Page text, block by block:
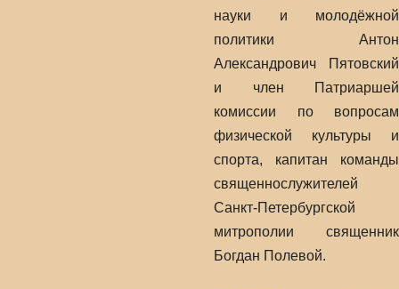
науки и молодёжной
политики Антон
Александрович Пятовский
и член Патриаршей
комиссии по вопросам
физической культуры и
спорта, капитан команды
священнослужителей
Санкт-Петербургской
митрополии священник
Богдан Полевой.